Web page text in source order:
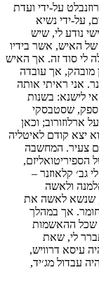
על-ידי ועדת
על-ידי נשיא
נודע לי, שיש
האיש, אשר בידיו
לי סוד זה. אך האיש
מובהק, אך עובדה
אני ראיתי אותה
לישנא: בשנות
ספק, שסטבסקי
ארלוזורוב; וכאן
יצא קודם לאיטליה
צעיר. המחשבה
הספיריטואליזם,
גב׳ קלאוזנר –
ולאשה
שנשא לאשה את
אך במהלך
שכל ההאשמות
לי, שאת
עיסא דרוויש,
עבדול מג׳יד,